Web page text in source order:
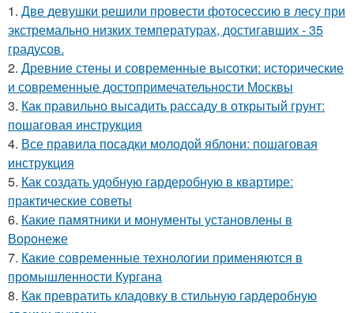
1. Две девушки решили провести фотосессию в лесу при
экстремально низких температурах, достигавших - 35
градусов.
2. Древние стены и современные высотки: исторические
и современные достопримечательности Москвы
3. Как правильно высадить рассаду в открытый грунт:
пошаговая инструкция
4. Все правила посадки молодой яблони: пошаговая
инструкция
5. Как создать удобную гардеробную в квартире:
практические советы
6. Какие памятники и монументы установлены в
Воронеже
7. Какие современные технологии применяются в
промышленности Кургана
8. Как превратить кладовку в стильную гардеробную